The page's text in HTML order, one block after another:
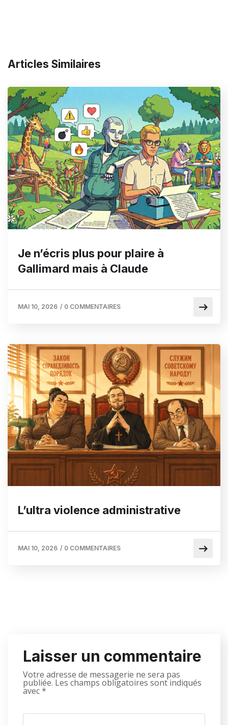
Articles Similaires
Je n’écris plus pour plaire à
Gallimard mais à Claude
MAI 10, 2026 / 0 COMMENTAIRES
L’ultra violence administrative
MAI 10, 2026 / 0 COMMENTAIRES
Laisser un commentaire
Votre adresse de messagerie ne sera pas
publiée. Les champs obligatoires sont indiqués
avec*